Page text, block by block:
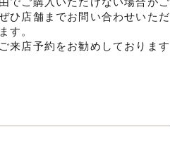
ひ店舗までお問い合わせいただ
す。
来店予約をお勧めしております